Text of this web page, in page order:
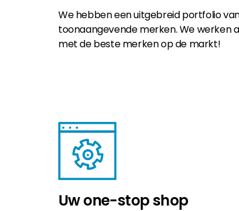
We hebben een uitgebreid portfolio
toonaangevende merken. We werken
met de beste merken op de markt!
Uw one-stop shop